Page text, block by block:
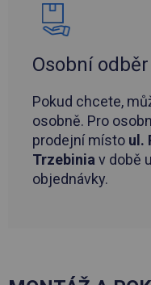
Osobní odběr
Pokud chcete,
osobně. Pro
prodejní místo ul.
Trzebiniav době
objednávky.